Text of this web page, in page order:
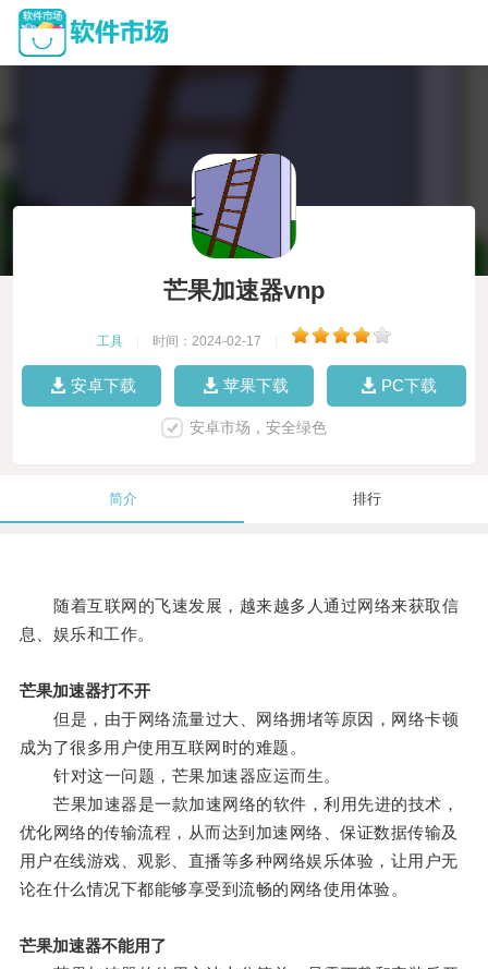
芒果加速器vnp
工具 时间：2024-02-17
安卓下载 苹果下载 PC下载
安卓市场，安全绿色
简介 排行
随着互联网的飞速发展，越来越多人通过网络来获取信
息、娱乐和工作。
芒果加速器打不开
但是，由于网络流量过大、网络拥堵等原因，网络卡顿
成为了很多用户使用互联网时的难题。
针对这一问题，芒果加速器应运而生。
芒果加速器是一款加速网络的软件，利用先进的技术，
优化网络的传输流程，从而达到加速网络、保证数据传输及
用户在线游戏、观影、直播等多种网络娱乐体验，让用户无
论在什么情况下都能够享受到流畅的网络使用体验。
芒果加速器不能用了